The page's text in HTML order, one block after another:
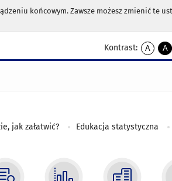
końcowym. Zawsze możesz zmienić te
Kontrast:
A
kontrast
A
jak załatwić? Edukacja statystyczna